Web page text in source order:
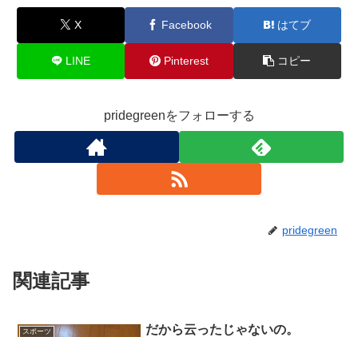
k
X Facebook はてブ
LINE Pinterest コピー
pridegreenをフォローする
pridegreen
関連記事
スポーツ だから云ったじゃないの。